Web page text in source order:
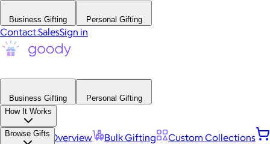
Business Gifting Personal Gifting
Contact SalesSign in
Business Gifting
Personal Gifting
How It Works
Platform Overview Bulk Gifting
Custom Collections
Browse Gifts